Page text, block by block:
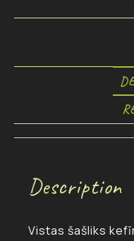
Description
Vistas šašliks